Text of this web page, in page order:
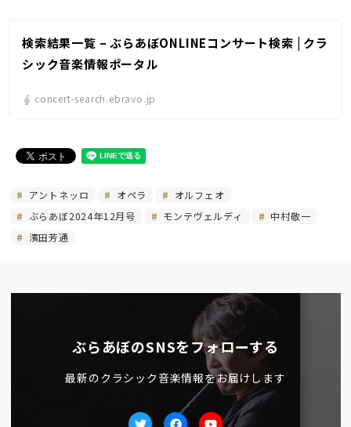
検索結果一覧 – ぶらあぼONLINEコンサート検索 | クラ
シック音楽情報ポータル
concert-search.ebravo.jp
アントネッロ オペラ
オルフェオ
ぶらあぼ2024年12月号
モンテヴェルディ
中村敬一
濱田芳通
ぶらあぼのSNSをフォローする
最新のクラシック音楽情報をお届けします